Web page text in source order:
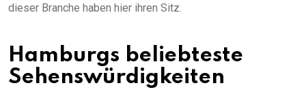
dieser Branche haben hier ihren Sitz.
Hamburgs beliebteste
Sehenswürdigkeiten